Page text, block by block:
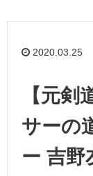
2020.03.25
【元
サーの
ー 吉野